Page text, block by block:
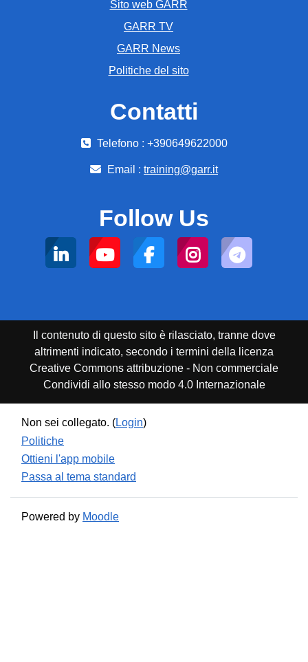
Sito web GARR
GARR TV
GARR News
Politiche del sito
Contatti
Telefono : +390649622000
Email : training@garr.it
Follow Us
Il contenuto di questo sito è rilasciato, tranne dove
altrimenti indicato, secondo i termini della licenza
Creative Commons attribuzione - Non commerciale
Condividi allo stesso modo 4.0 Internazionale
Non sei collegato. (Login)
Politiche
Ottieni l'app mobile
Passa al tema standard
Powered by Moodle